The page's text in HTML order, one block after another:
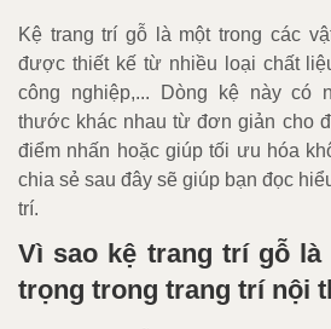
Kệ trang trí gỗ là một trong các
được thiết kế từ nhiều loại chất
công nghiệp,... Dòng kệ này có
thước khác nhau từ đơn giản cho
điểm nhấn hoặc giúp tối ưu hóa
chia sẻ sau đây sẽ giúp bạn đọc
trí.
Vì sao kệ trang trí gỗ là
trọng trong trang trí nội